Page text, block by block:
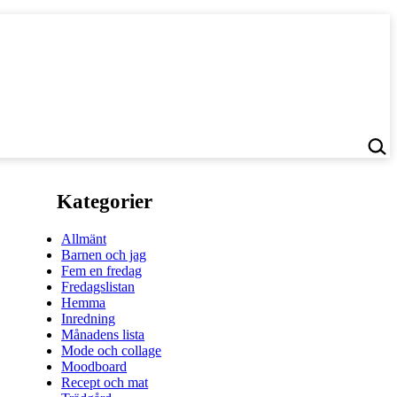
Kategorier
Allmänt
Barnen och jag
Fem en fredag
Fredagslistan
Hemma
Inredning
Månadens lista
Mode och collage
Moodboard
Recept och mat